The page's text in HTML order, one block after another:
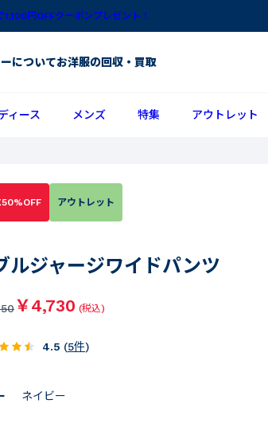
円OFFクーポンプレゼント！
についてお洋服の回収・買取
ィース メンズ 特集 アウトレット
アウトレット
ルジャージワイドパンツ
￥4,730 (税込)
4.5 (5件)
ネイビー